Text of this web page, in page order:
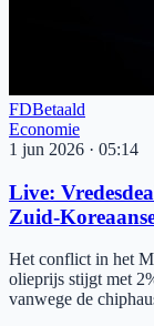
FDBetaald
Economie
1 jun 2026 · 05:14
Live:
Zuid-
Het conflict in het
olieprijs stijgt met
vanwege de